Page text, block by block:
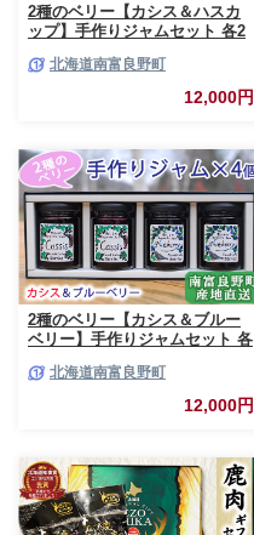
2種のベリー【カシス＆ハスカ
ップ】手作りジャムセット 各2
シス ハスカップ ソース 果実 て
んさい糖 無農薬 ポリフェノー
北海道南富良野町
12,000円
2種のベリー【カシス＆ブルー
ベリー】手作りジャムセット 各
ベリー カシス ブルーベリー ソ
ース 果実 てんさい糖 無農薬 甘
北海道南富良野町
12,000円